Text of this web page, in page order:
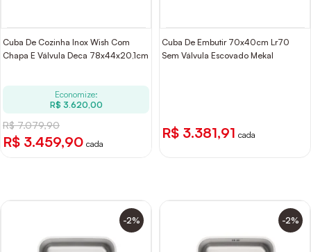
Cuba De Cozinha Inox Wish Com
Chapa E Válvula Deca 78x44x20,1cm
Economize:
R$ 3.620,00
R$ 7.079,90
R$ 3.459,90 cada
Cuba De Embutir 70x40cm Lr70
Sem Válvula Escovado Mekal
R$ 3.381,91 cada
-2% -2%